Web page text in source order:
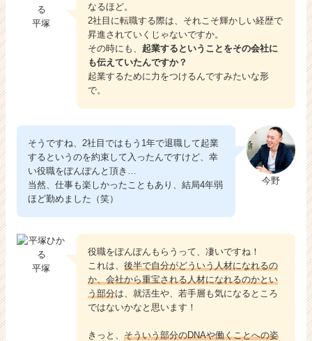
平塚
なるほど。
2社目に転職する際は、それこそ輝かしい経歴で
昇進されていくじゃないですか。
その時にも、起業するということをその会社に
も伝えていたんですか？
起業するために力をつけるんですみたいな形
で。
今野
そうですね、2社目ではもう1年で退職して起業
するというのを約束して入ったんですけど、幸
い役職をぽんぽんと頂き…
当然、仕事も楽しかったこともあり、結局4年弱
ほど勤めました（笑）
平塚
役職をぽんぽんもらうって、凄いですね！
これは、後半で自分がどういう人材になれるの
か、会社から重宝される人材になれるのかとい
う部分は、就活生や、若手層も気になるところ
ではないかなと思います！
きっと、そういう部分のDNAや働くことへの姿